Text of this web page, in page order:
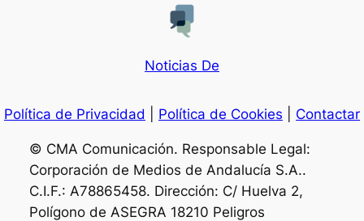
Noticias De
Política de Privacidad Política de Cookies Contactar
© CMA Comunicación. Responsable Legal:
Corporación de Medios de Andalucía S.A..
C.I.F.: A78865458. Dirección: C/ Huelva 2,
Polígono de ASEGRA 18210 Peligros